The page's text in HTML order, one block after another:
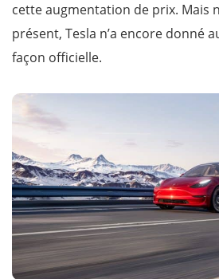
cette augmentation de prix. Mais
présent, Tesla n’a encore donné
façon officielle.